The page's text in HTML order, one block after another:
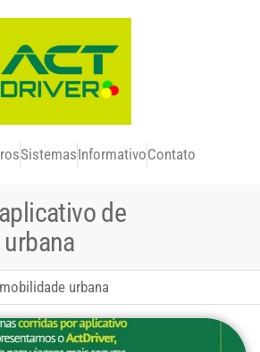
SistemasInformativoContato
aplicativo de
urbana